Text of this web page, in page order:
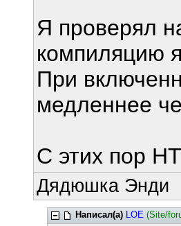
Я проверял
компиляцию
При
медленнее
С этих пор
Дядюшка Энди
Написал(а) LOE (Site/